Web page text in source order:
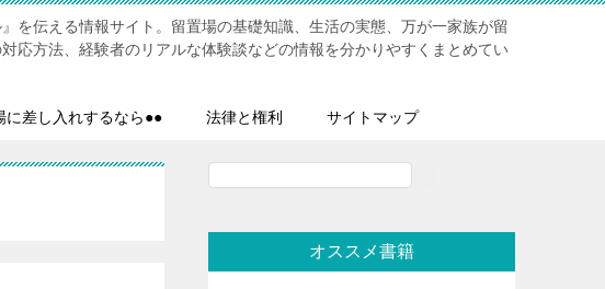
』を伝える情報サイト。留置場の基礎知識、生活の実態、万が一家族が留
応方法、経験者のリアルな体験談などの情報を分かりやすくまとめてい
に差し入れするなら●● 法律と権利 サイトマップ
オススメ書籍